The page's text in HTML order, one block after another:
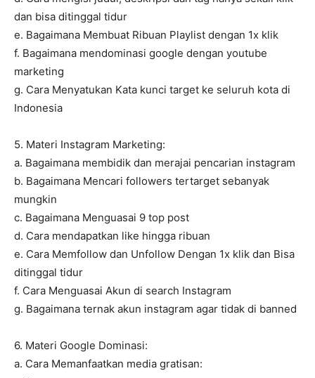
dan bisa ditinggal tidur
e. Bagaimana Membuat Ribuan Playlist dengan 1x klik
f. Bagaimana mendominasi google dengan youtube
marketing
g. Cara Menyatukan Kata kunci target ke seluruh kota di
Indonesia
5. Materi Instagram Marketing:
a. Bagaimana membidik dan merajai pencarian instagram
b. Bagaimana Mencari followers tertarget sebanyak
mungkin
c. Bagaimana Menguasai 9 top post
d. Cara mendapatkan like hingga ribuan
e. Cara Memfollow dan Unfollow Dengan 1x klik dan Bisa
ditinggal tidur
f. Cara Menguasai Akun di search Instagram
g. Bagaimana ternak akun instagram agar tidak di banned
6. Materi Google Dominasi:
a. Cara Memanfaatkan media gratisan: